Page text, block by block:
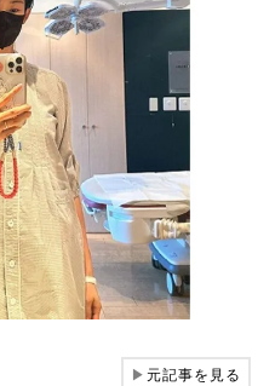
▶元記事を見る